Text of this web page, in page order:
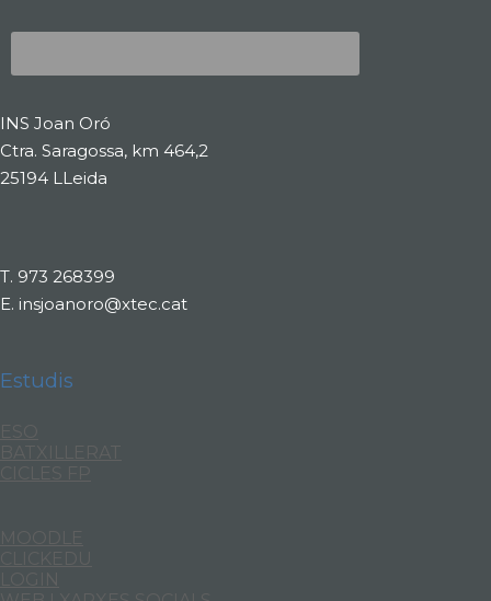
INS Joan Oró
Ctra. Saragossa, km 464,2
25194 LLeida
T. 973 268399
E. insjoanoro@xtec.cat
Estudis
BATXILLERAT